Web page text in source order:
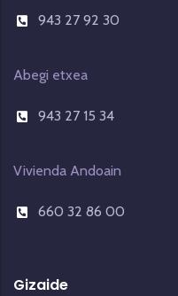
943 27 92 30
Abegi etxea
943 27 15 34
Vivienda Andoain
660 32 86 00
Gizaide